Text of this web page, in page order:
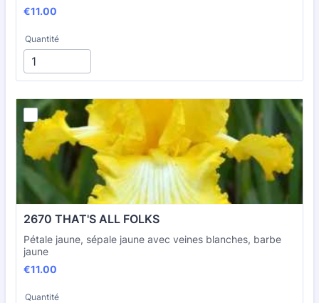
€11.00
€11.00
Quantité
2670 THAT'S ALL FOLKS
Pétale jaune, sépale jaune avec veines blanches, barbe
jaune
€11.00
€11.00
Quantité